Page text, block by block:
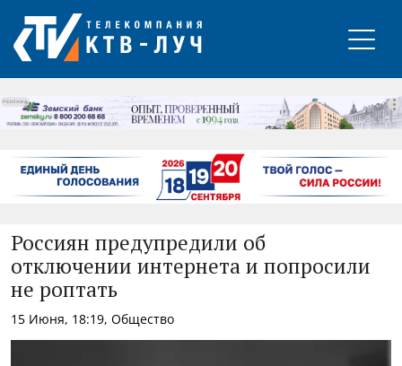
РЕКЛАМА
Россиян предупредили об
отключении интернета и попросили
не роптать
15 Июня, 18:19, Общество